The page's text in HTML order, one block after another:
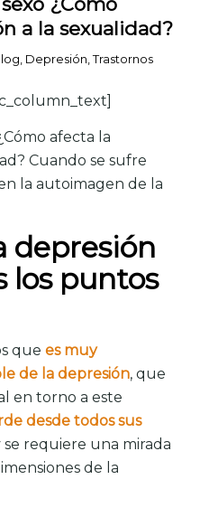
a la sexualidad?
Depresión ,Trastornos
afecta la
Cuando se sufre
la autoimagen de la
depresión
los puntos
que es muy
de la depresión, que
en torno a este
desde todos sus
se requiere una mirada
de la